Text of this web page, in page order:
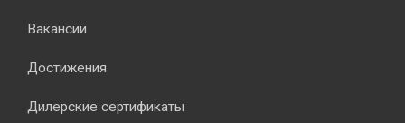
Вакансии
Достижения
Дилерские сертификаты